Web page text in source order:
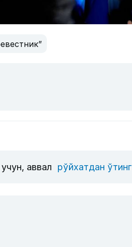
аввал рўйхатдан ўтинг